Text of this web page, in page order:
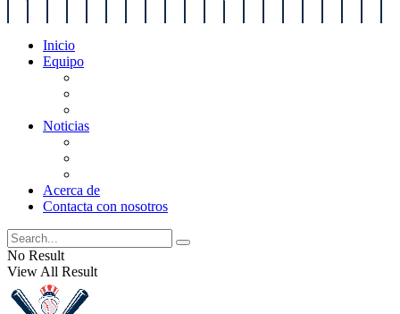
Inicio
Equipo
Noticias
Acerca de
Contacta con nosotros
No Result
View All Result